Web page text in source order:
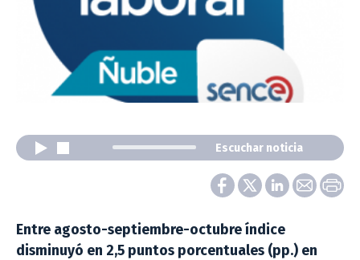
Escuchar noticia
Entre agosto-septiembre-octubre índice
disminuyó en 2,5 puntos porcentuales (pp.) en